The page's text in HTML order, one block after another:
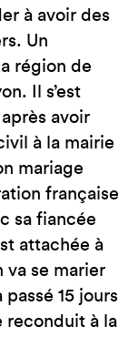
à avoir des
Un
région de
Il s’est
avoir
à la mairie
mariage
française
sa fiancée
attachée à
va se marier
15 jours
reconduit à la